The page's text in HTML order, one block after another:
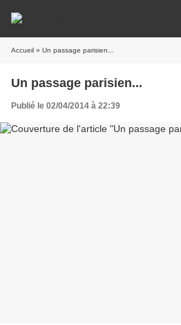
Accueil » Un passage parisien...
Un passage parisien...
Publié le 02/04/2014 à 22:39